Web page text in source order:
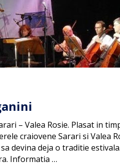
– Valea Rosie. Plasat in
craiovene Sarari si Valea
devina deja o traditie
Informatia …